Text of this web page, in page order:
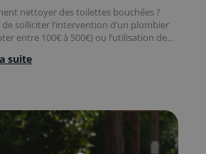
nettoyer des toilettes bouchées ?
solliciter l’intervention d’un plombier
entre 100€ à 500€) ou l’utilisation de...
suite